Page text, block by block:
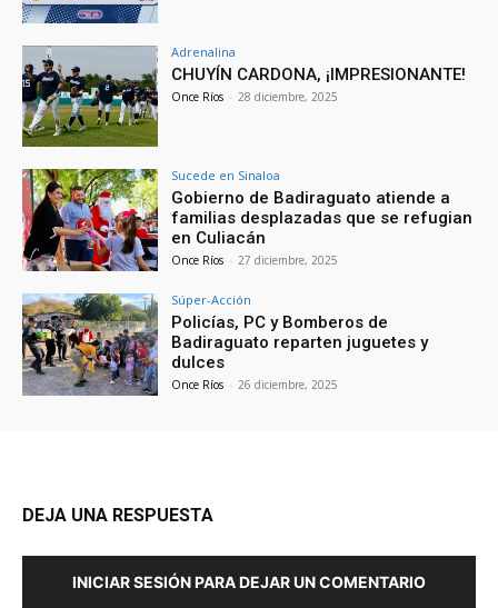
Adrenalina
CHUYÍN CARDONA, ¡IMPRESIONANTE!
Once Ríos - 28 diciembre, 2025
Sucede en Sinaloa
Gobierno de Badiraguato atiende a
familias desplazadas que se refugian
en Culiacán
Once Ríos - 27 diciembre, 2025
Súper-Acción
Policías, PC y Bomberos de
Badiraguato reparten juguetes y
dulces
Once Ríos - 26 diciembre, 2025
DEJA UNA RESPUESTA
INICIAR SESIÓN PARA DEJAR UN COMENTARIO